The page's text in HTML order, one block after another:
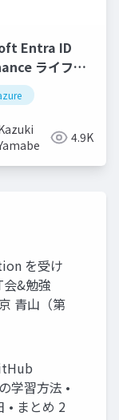
Entra ID
ライフサ
クフローで
理をスッキ
4.9K
を受け
&勉強
青山（第
学習方法 •
• まとめ 2